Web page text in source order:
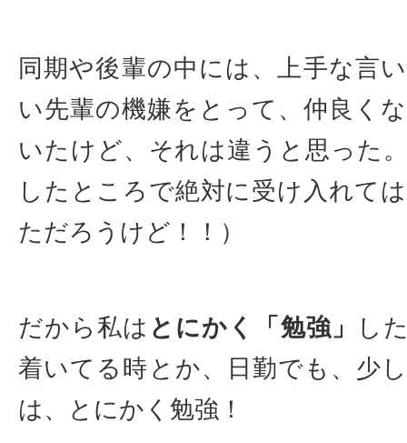
同期や後輩の中には、上手な言
い先輩の機嫌をとって、仲良く
いたけど、それは違うと思った
したところで絶対に受け入れて
ただろうけど！！）
だから私は とにかく「勉強」
し
着いてる時とか、日勤でも、少
は、とにかく勉強！